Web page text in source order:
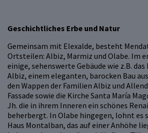
Geschichtliches Erbe und Natur
Gemeinsam mit Elexalde, besteht
Ortsteilen: Albiz, Marmiz und Olabe. Im
einige, sehenswerte Gebäude wie z.B.
Albiz, einem eleganten, barocken Bau
den Wappen der Familien Albiz und
Fassade sowie die Kirche Santa María
Jh. die in ihrem Inneren ein schönes
beherbergt. In Olabe hingegen, lohnt es
Haus Montalban, das auf einer Anhöhe